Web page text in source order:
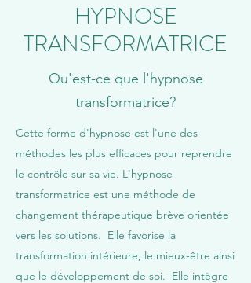
HYPNOSE
TRANSFORMATRICE
Qu'est-ce que l'hypnose
transformatrice?
Cette forme d'hypnose est l'une des
méthodes les plus efficaces pour reprendre
le contrôle sur sa vie. L'hypnose
transformatrice est une méthode de
changement thérapeutique brève orientée
vers les solutions. Elle favorise la
transformation intérieure, le mieux-être ainsi
que le développement de soi. Elle intègre